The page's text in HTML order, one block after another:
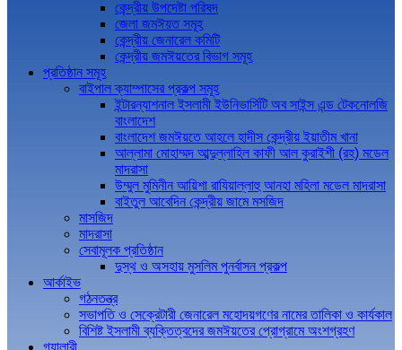
কেন্দ্রীয় উপদেষ্টা পরিষদ
জেলা জমঈয়ত সমূহ
কেন্দ্রীয় জেনারেল কমিটি
কেন্দ্রীয় জমঈয়তের বিভাগ সমূহ
প্রতিষ্ঠান সমূহ
বাইপাল ক্যাম্পাসের প্রকল্প সমূহ
ইন্টারন্যাশনাল ইসলামী ইউনিভার্সিটি অব সাইন্স এন্ড টেকনোলজি
বাংলাদেশ
বাংলাদেশ জমঈয়তে আহলে হাদীস কেন্দ্রীয় ইয়াতীম খানা
আল্লামা মোহাম্মদ আব্দুল্লাহিল কাফী আল কুরাইশী (রহ) মডেল
মাদরাসা
উম্মুল মুমিনীন আয়িশা রাযিয়াল্লাহু আনহা মহিলা মডেল মাদরাসা
বাইতুল আবেদিন কেন্দ্রীয় জামে মসজিদ
মাসজিদ
মাদরাসা
সেবামূলক প্রতিষ্ঠান
দুস্থ ও অসহায় মুসলিম পুনর্বাসন প্রকল্প
আর্কাইভ
গঠনতন্ত্র
সভাপতি ও সেক্রেটারী জেনারেল মহোদয়গণের নামের তালিকা ও কার্যকাল
বিশিষ্ট ইসলামী ব্যক্তিত্বদের জমঈয়তের প্রোগ্রামে অংশগ্রহণ
গ্যালারী